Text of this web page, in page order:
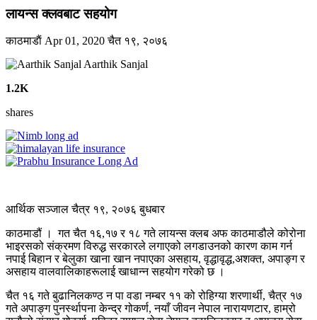
लायन्स क्लवबाट सहयोग
काठमाडाैं Apr 01, 2020चैत १९, २०७६
Aarthik Sanjal
1.2K
shares
आर्थिक सञ्जाल चैत्र १९, २०७६ बुधबार
काठमाडौं । गत चैत १६,१७ र १८ गते लायन्स क्लब अफ काठमाडौले कोरोना
भाइरसको संक्रमण विरुद्ध सरकारले लगाएको लगडाउनको कारण काम गर्न
नपाई बिहान र बेलुका खाना खान नपाएका असहाय, वृद्धावृद्ध,अशक्त, अपाङ्ग र
असहाय वालवालिकाहरूलाई खाधान्न सहयोग गरेको छ ।
चैत १६ गते बुढानिलकण्ठ न पा वडा नम्बर ११ को रोहिग्या शरणार्थी, चैत्र १७
गते अपाङ्ग पुनर्स्थापना केन्द्र गोकर्ण, नयाँ जीवन नेपाल नारायणटार, हाम्रो